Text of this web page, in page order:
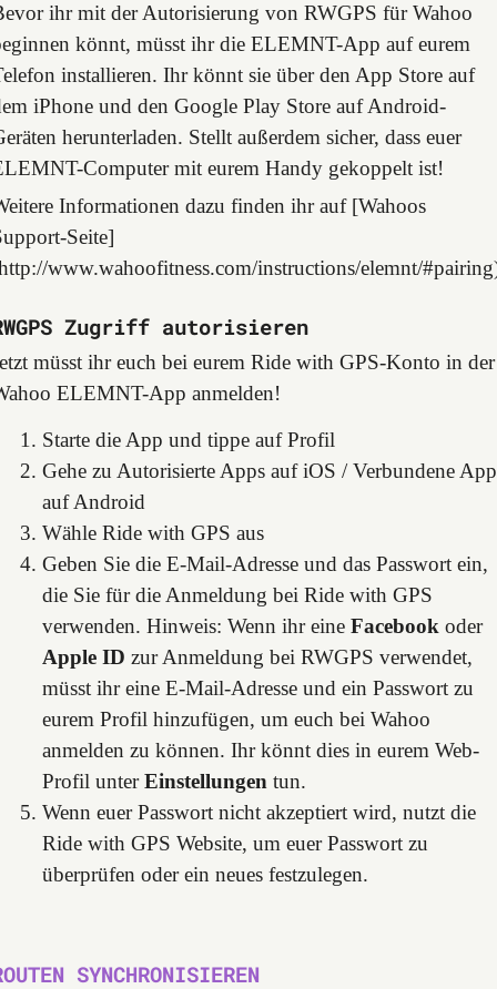
ihr mit der Autorisierung von RWGPS für Wahoo
könnt, müsst ihr die ELEMNT-App auf eurem
installieren. Ihr könnt sie über den App Store auf
iPhone und den Google Play Store auf Android-
herunterladen. Stellt außerdem sicher, dass euer
Computer mit eurem Handy gekoppelt ist!
Informationen dazu finden ihr auf [Wahoos
Seite]
www.wahoofitness.com/instructions/elemnt/
Zugriff autorisieren
müsst ihr euch bei eurem Ride with GPS-Konto in der
ELEMNT-App anmelden!
Starte die App und tippe auf Profil
Gehe zu Autorisierte Apps auf iOS / Verbundene
auf Android
Wähle Ride with GPS aus
Geben Sie die E-Mail-Adresse und das Passwort ein,
die Sie für die Anmeldung bei Ride with GPS
verwenden. Hinweis: Wenn ihr eine Facebook oder
Apple ID zur Anmeldung bei RWGPS verwendet,
müsst ihr eine E-Mail-Adresse und ein Passwort zu
eurem Profil hinzufügen, um euch bei Wahoo
anmelden zu können. Ihr könnt dies in eurem Web-
Profil unterEinstellungen tun.
Wenn euer Passwort nicht akzeptiert wird, nutzt die
Ride with GPS Website, um euer Passwort zu
überprüfen oder ein neues festzulegen.
SYNCHRONISIEREN